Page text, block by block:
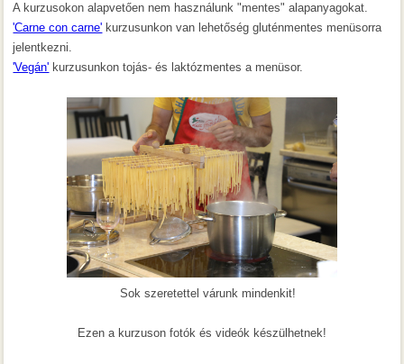
A kurzusokon alapvetően nem használunk "mentes" alapanyagokat.
'Carne con carne' kurzusunkon van lehetőség gluténmentes menüsorra
jelentkezni.
'Vegán' kurzusunkon tojás- és laktózmentes a menüsor.
Sok szeretettel várunk mindenkit!
Ezen a kurzuson fotók és videók készülhetnek!